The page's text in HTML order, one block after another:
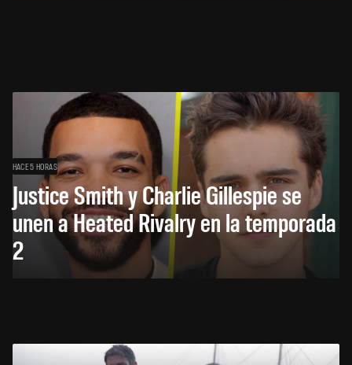
HACE 5 HORAS
Justice Smith y Charlie Gillespie se
unen a Heated Rivalry en la temporada
2